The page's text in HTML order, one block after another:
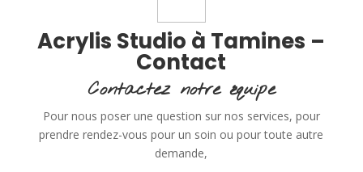
Acrylis Studio à Tamines –
Contact
Contactez notre équipe
Pour nous poser une question sur nos services, pour
prendre rendez-vous pour un soin ou pour toute autre
demande,